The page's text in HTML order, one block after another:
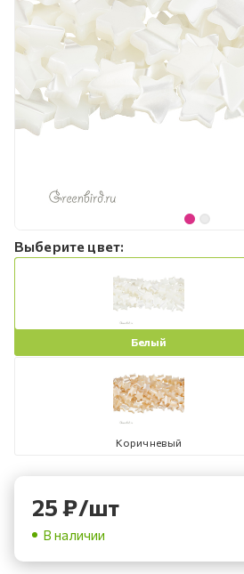
Выберите цвет:
Белый
Коричневый
25₽/шт
В наличии